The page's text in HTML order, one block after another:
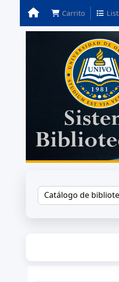
Carrito
Buscar en el